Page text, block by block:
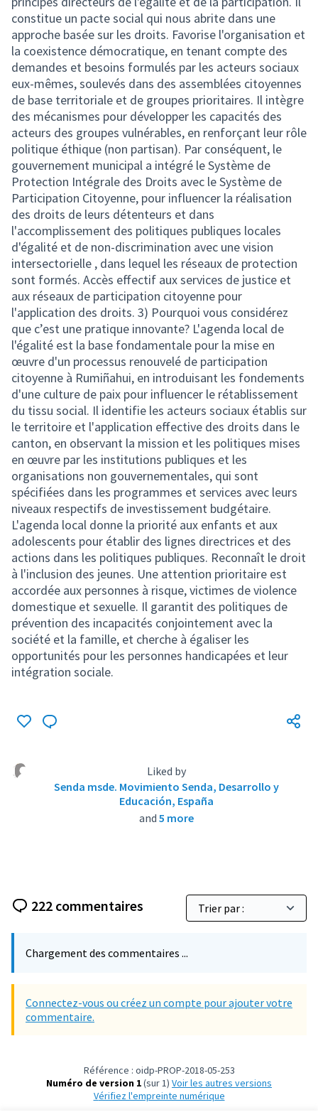
constitue un pacte social qui nous abrite dans une
approche basée sur les droits. Favorise l'organisation et
la coexistence démocratique, en tenant compte des
demandes et besoins formulés par les acteurs sociaux
eux-mêmes, soulevés dans des assemblées citoyennes
de base territoriale et de groupes prioritaires. Il intègre
des mécanismes pour développer les capacités des
acteurs des groupes vulnérables, en renforçant leur rôle
politique éthique (non partisan). Par conséquent, le
gouvernement municipal a intégré le Système de
Protection Intégrale des Droits avec le Système de
Participation Citoyenne, pour influencer la réalisation
des droits de leurs détenteurs et dans
l'accomplissement des politiques publiques locales
d'égalité et de non-discrimination avec une vision
intersectorielle , dans lequel les réseaux de protection
sont formés. Accès effectif aux services de justice et
aux réseaux de participation citoyenne pour
l'application des droits. 3) Pourquoi vous considérez
que c’est une pratique innovante? L'agenda local de
l'égalité est la base fondamentale pour la mise en
œuvre d'un processus renouvelé de participation
citoyenne à Rumiñahui, en introduisant les fondements
d'une culture de paix pour influencer le rétablissement
du tissu social. Il identifie les acteurs sociaux établis sur
le territoire et l'application effective des droits dans le
canton, en observant la mission et les politiques mises
en œuvre par les institutions publiques et les
organisations non gouvernementales, qui sont
spécifiées dans les programmes et services avec leurs
niveaux respectifs de investissement budgétaire.
L'agenda local donne la priorité aux enfants et aux
adolescents pour établir des lignes directrices et des
actions dans les politiques publiques. Reconnaît le droit
à l'inclusion des jeunes. Une attention prioritaire est
accordée aux personnes à risque, victimes de violence
domestique et sexuelle. Il garantit des politiques de
prévention des incapacités conjointement avec la
société et la famille, et cherche à égaliser les
opportunités pour les personnes handicapées et leur
intégration sociale.
Liked by
Senda msde. Movimiento Senda, Desarrollo y
Educación, España
and 5 more
222 commentaires
Chargement des commentaires ...
Connectez-vous ou créez un compte pour ajouter votre
commentaire.
Référence : oidp-PROP-2018-05-253
Numéro de version 1(sur 1)
voir les autres versions
Vérifiez l'empreinte numérique